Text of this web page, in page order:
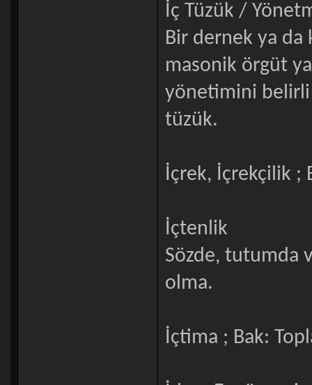
İç Tüzük /
Bir dernek ya
masonik örgüt
yönetimini belirli
tüzük.
İçrek, İçrekçilik ;
İçtenlik
Sözde, tutumda
olma.
İçtima ; Bak: